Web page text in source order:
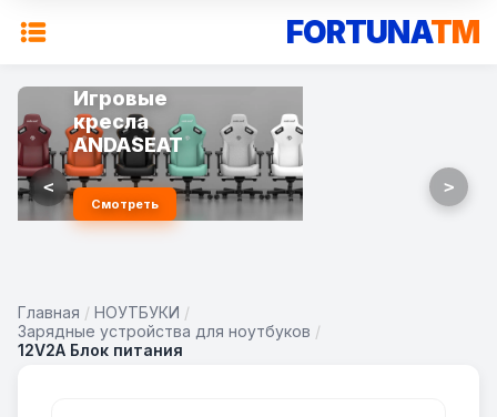
FORTUNATM
Игровые
кресла
ANDASEAT
Смотреть
< >
Главная / НОУТБУКИ /
Зарядные устройства для ноутбуков /
12V2A Блок питания